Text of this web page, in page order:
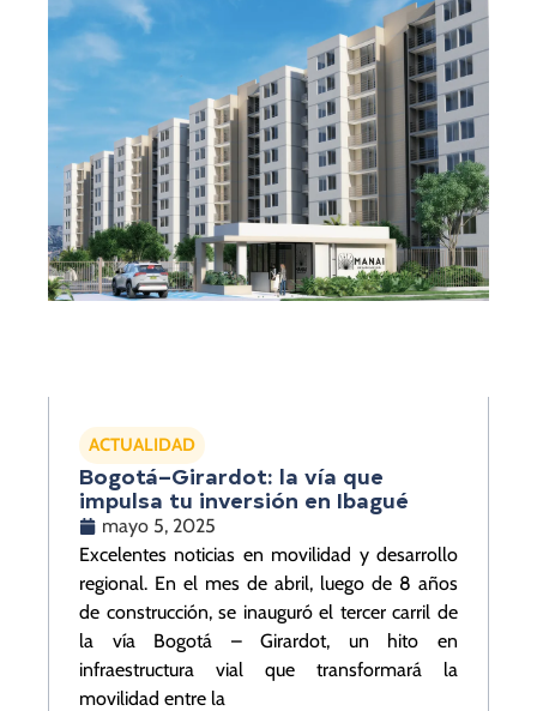
ACTUALIDAD
Bogotá–Girardot: la vía que
impulsa tu inversión en Ibagué
mayo 5, 2025
Excelentes noticias en movilidad y desarrollo
regional. En el mes de abril, luego de 8 años
de construcción, se inauguró el tercer carril de
la vía Bogotá – Girardot, un hito en
infraestructura vial que transformará la
movilidad entre la